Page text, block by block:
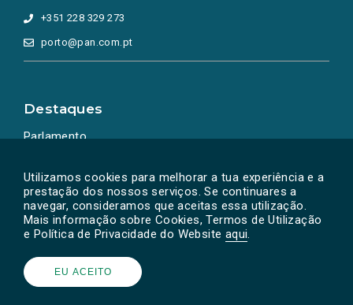
Utilizamos cookies para melhorar a tua experiência e a
prestação dos nossos serviços. Se continuares a
navegar, consideramos que aceitas essa utilização.
Mais informação sobre Cookies, Termos de Utilização
e Política de Privacidade do Website aqui.
EU ACEITO
+351 228 329 273
porto@pan.com.pt
Destaques
Parlamento
Powered by © PAN 2026